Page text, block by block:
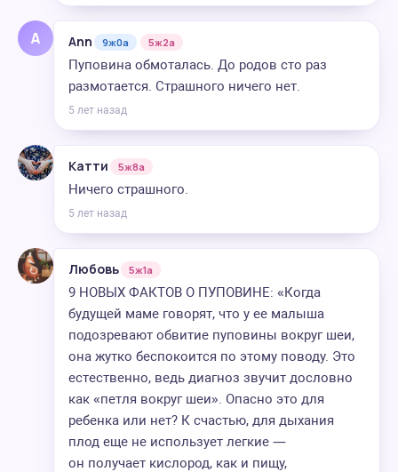
A Ann 9ж0а 5ж2а
Пуповина обмоталась. До родов сто раз
размотается. Страшного ничего нет.
5 лет назад
Катти 5ж8а
Ничего страшного.
5 лет назад
Любовь 5ж1а
9 НОВЫХ ФАКТОВ О ПУПОВИНЕ: «Когда
будущей маме говорят, что у ее малыша
подозревают обвитие пуповины вокруг шеи,
она жутко беспокоится по этому поводу. Это
естественно, ведь диагноз звучит дословно
как «петля вокруг шеи». Опасно это для
ребенка или нет? К счастью, для дыхания
плод еще не использует легкие —
он получает кислород, как и пищу,